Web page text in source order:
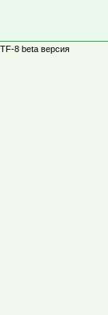
8 beta версия